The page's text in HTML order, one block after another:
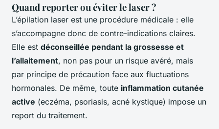
Quand reporter ou éviter le laser ?
L’épilation laser est une procédure médicale : elle
s’accompagne donc de contre-indications claires.
Elle est déconseillée pendant la grossesse et
l’allaitement, non pas pour un risque avéré, mais
par principe de précaution face aux fluctuations
hormonales. De même, toute inflammation cutanée
active (eczéma, psoriasis, acné kystique) impose un
report du traitement.